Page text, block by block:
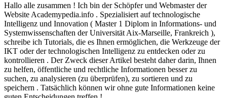
Hallo alle zusammen ! Ich bin der Schöpfer und Webmaster der
Website Academypedia.info . Spezialisiert auf technologische
Intelligenz und Innovation ( Master 1 Diplom in Informations- und
Systemwissenschaften der Universität Aix-Marseille, Frankreich ),
schreibe ich Tutorials, die es Ihnen ermöglichen, die Werkzeuge der
IKT oder der technologischen Intelligenz zu entdecken oder zu
kontrollieren . Der Zweck dieser Artikel besteht daher darin, Ihnen
zu helfen, öffentliche und rechtliche Informationen besser zu
suchen, zu analysieren (zu überprüfen), zu sortieren und zu
speichern . Tatsächlich können wir ohne gute Informationen keine